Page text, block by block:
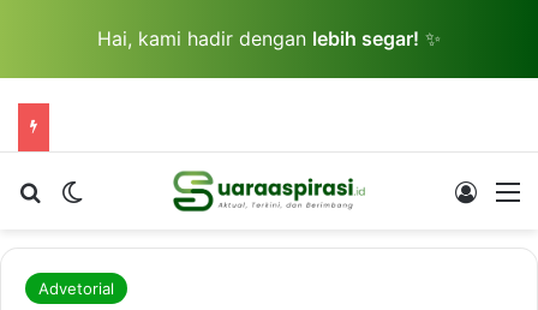
Hai, kami hadir dengan lebih segar! ✨
Cari berita...Switch skin Log In
Advetorial